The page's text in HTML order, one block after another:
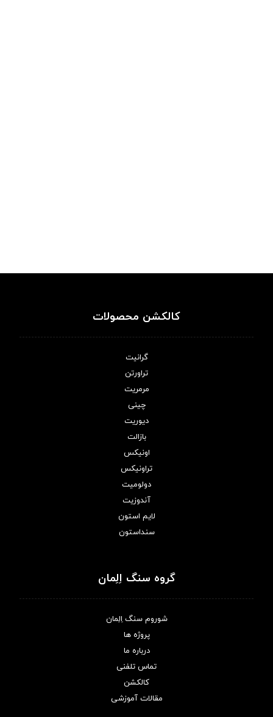
کالکشن محصولات
گرانیت
تراورتن
مرمریت
چینی
دیوریت
بازالت
اونیکس
تراونیکس
دولومیت
آندوزیت
لایم استون
سنداستون
گروه سنگ اِلِمان
شوروم سنگ اِلِمان
پروژه ها
درباره ما
تماس تلفنی
کالکشن
مقالات آموزشی